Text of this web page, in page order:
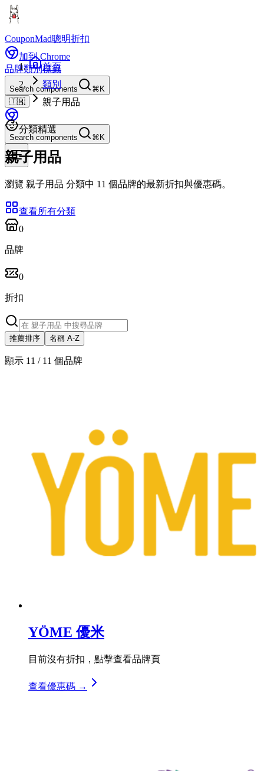
CouponMad聰明折扣
加到 Chrome
品牌類別標籤
Search components
⌘K
🇹🇼
Search components ⌘K
首頁
類別
親子用品
分類精選
親子用品
瀏覽 親子用品 分類中 11 個品牌的最新折扣與優惠碼。
查看所有分類
0
品牌
0
折扣
推薦排序 名稱 A-Z
顯示 11 / 11 個品牌
YÖME 優米
目前沒有折扣，點擊查看品牌頁
查看優惠碼 →